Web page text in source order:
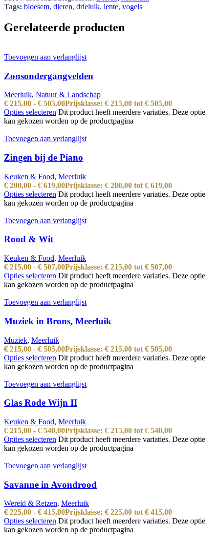
Tags: bloesem, dieren, drieluik, lente, vogels
Gerelateerde producten
Toevoegen aan verlanglijst
Zonsondergangvelden
Meerluik, Natuur & Landschap
€ 215,00 - € 505,00Prijsklasse: € 215,00 tot € 505,00
Opties selecteren Dit product heeft meerdere variaties. Deze optie
kan gekozen worden op de productpagina
Toevoegen aan verlanglijst
Zingen bij de Piano
Keuken & Food, Meerluik
€ 200,00 - € 619,00Prijsklasse: € 200,00 tot € 619,00
Opties selecteren Dit product heeft meerdere variaties. Deze optie
kan gekozen worden op de productpagina
Toevoegen aan verlanglijst
Rood & Wit
Keuken & Food, Meerluik
€ 215,00 - € 507,00Prijsklasse: € 215,00 tot € 507,00
Opties selecteren Dit product heeft meerdere variaties. Deze optie
kan gekozen worden op de productpagina
Toevoegen aan verlanglijst
Muziek in Brons, Meerluik
Muziek, Meerluik
€ 215,00 - € 505,00Prijsklasse: € 215,00 tot € 505,00
Opties selecteren Dit product heeft meerdere variaties. Deze optie
kan gekozen worden op de productpagina
Toevoegen aan verlanglijst
Glas Rode Wijn II
Keuken & Food, Meerluik
€ 215,00 - € 540,00Prijsklasse: € 215,00 tot € 540,00
Opties selecteren Dit product heeft meerdere variaties. Deze optie
kan gekozen worden op de productpagina
Toevoegen aan verlanglijst
Savanne in Avondrood
Wereld & Reizen, Meerluik
€ 225,00 - € 415,00Prijsklasse: € 225,00 tot € 415,00
Opties selecteren Dit product heeft meerdere variaties. Deze optie
kan gekozen worden op de productpagina